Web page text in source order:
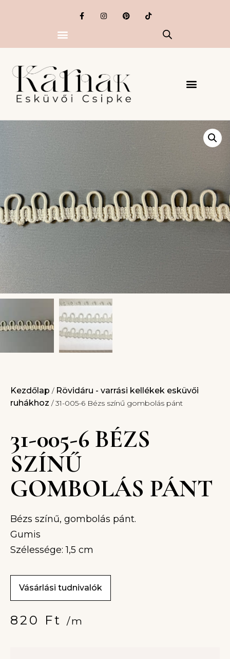
Kezdőlap / Rövidáru - varrási kellékek esküvői
ruhákhoz / 31-005-6 Bézs színű gombolás pánt
31-005-6 BÉZS
SZÍNŰ
GOMBOLÁS PÁNT
Bézs színű, gombolás pánt.
Gumis
Szélessége: 1,5 cm
Vásárlási tudnivalók
820 Ft /m